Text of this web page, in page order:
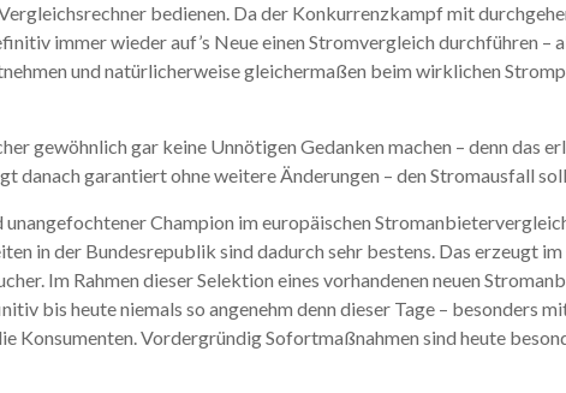
bedienen. Da der Konkurrenzkampf mit
immer wieder auf’s Neue einen Stromvergleich durchführen –
und natürlicherweise gleichermaßen beim wirklichen
gewöhnlich gar keine Unnötigen Gedanken machen – denn das
garantiert ohne weitere Änderungen – den Stromausfall
Champion im europäischen
in der Bundesrepublik sind dadurch sehr bestens. Das erzeugt im
Im Rahmen dieser Selektion eines vorhandenen neuen
bis heute niemals so angenehm denn dieser Tage – besonders
Vordergründig Sofortmaßnahmen sind heute